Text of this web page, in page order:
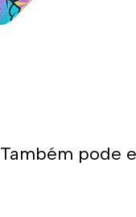
Também pode